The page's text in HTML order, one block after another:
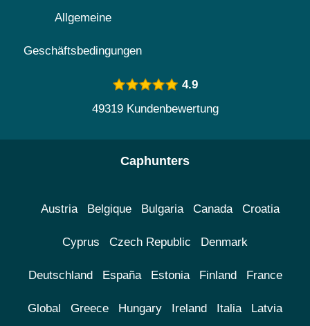
Allgemeine
Geschäftsbedingungen
4.9
49319 Kundenbewertung
Caphunters
Austria Belgique Bulgaria Canada Croatia
Cyprus Czech Republic Denmark
Deutschland España Estonia Finland France
Global Greece Hungary Ireland Italia Latvia